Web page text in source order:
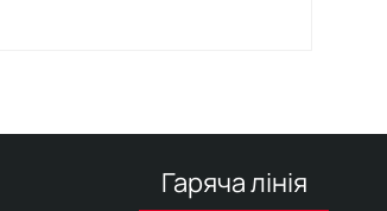
Гаряча лінія